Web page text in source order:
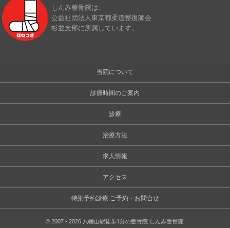
しんみ整骨院は、
公益社団法人東京都柔道整復師会
杉並支部に所属しています。
当院について
診療時間のご案内
診療
治療方法
求人情報
アクセス
特別予約診療 ご予約・お問合せ
© 2007 - 2026 八幡山駅徒歩1分の整骨院 しんみ整骨院.